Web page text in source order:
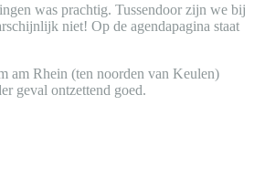
was prachtig. Tussendoor zijn we bij
niet! Op de agendapagina staat
am Rhein (ten noorden van Keulen)
geval ontzettend goed.